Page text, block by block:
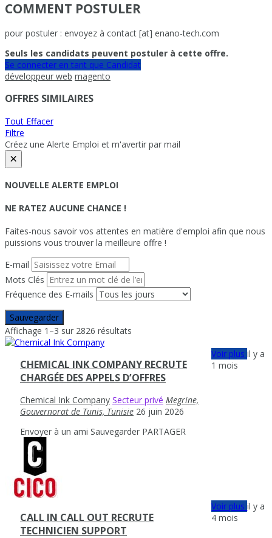
COMMENT POSTULER
pour postuler : envoyez à contact [at] enano-tech.com
Seuls les candidats peuvent postuler à cette offre.
Se connecter en tant que Candidat
développeur web magento
OFFRES SIMILAIRES
Tout Effacer
Filtre
Créez une Alerte Emploi et m'avertir par mail
×
NOUVELLE ALERTE EMPLOI
NE RATEZ AUCUNE CHANCE !
Faites-nous savoir vos attentes en matière d'emploi afin que nous
puissions vous trouver la meilleure offre !
E-mail
Mots Clés
Fréquence des E-mails
Sauvegarder
Affichage 1–3 sur 2826 résultats
CHEMICAL INK COMPANY RECRUTE
CHARGÉE DES APPELS D’OFFRES
Chemical Ink Company Secteur privé Megrine,
Gouvernorat de Tunis, Tunisie 26 juin 2026
Envoyer à un ami Sauvegarder PARTAGER
Voir plusil y a
1 mois
CALL IN CALL OUT RECRUTE
TECHNICIEN SUPPORT
Voir plusil y a
4 mois